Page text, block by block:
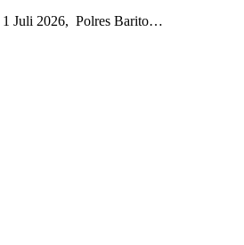
1 Juli 2026, Polres Barito…